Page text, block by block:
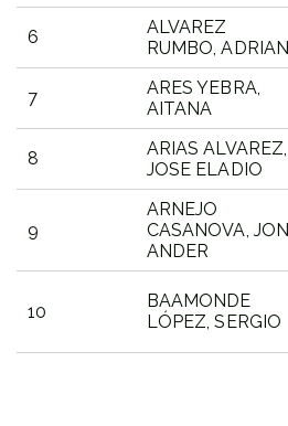
6
ALVAREZ
RUMBO, ADRIAN
7
ARES YEBRA,
AITANA
8
ARIAS ALVAREZ,
JOSE ELADIO
9
ARNEJO
CASANOVA, JON
ANDER
10
BAAMONDE
LÓPEZ, SERGIO